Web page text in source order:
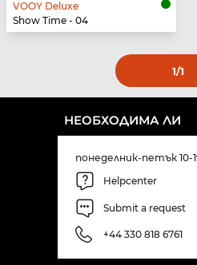
VOOY Deluxe
Show Time - 04
1/1
НЕОБХОДИМА ЛИ
понеделник-петък 10-
Helpcenter
Submit a request
+44 330 818 6761